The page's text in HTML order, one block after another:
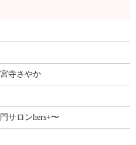
寺さやか
サロンhers+〜